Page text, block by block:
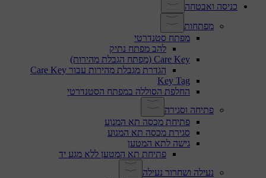
כניסה ואבטחה
מפתחות
מפתח סטנדרטי
להב מפתח נתיק
Care Key (מפתח הגבלת מהירות)
הגדרת מגבלת מהירות עבור Care Key
Key Tag
החלפת הסוללה במפתח הסטנדרטי
פתיחה וסגירה
פתיחת מכסה תא המנוע
סגירת מכסה תא המנוע
גישה לתא המטען
פתיחת תא המטען ללא מגע יד
נעילה ושחרור נעילה